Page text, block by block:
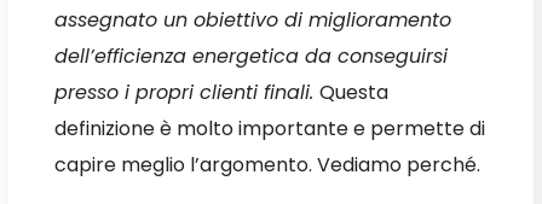
assegnato un obiettivo di miglioramento
dell’efficienza energetica da conseguirsi
presso i propri clienti finali.Questa
definizione è molto importante e permette di
capire meglio l’argomento. Vediamo perché.